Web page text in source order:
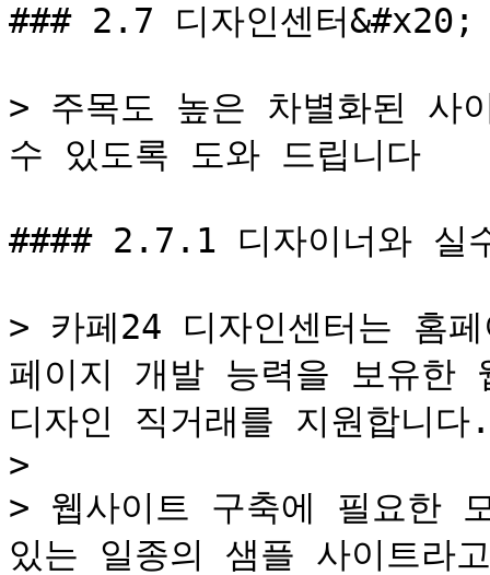
### 2.7 디자인센터&#x20;
> 주목도 높은 차별화된 사
수 있도록 도와 드립니다
#### 2.7.1 디자이너와 실
> 카페24 디자인센터는 홈
페이지 개발 능력을 보유한
디자인 직거래를 지원합니다.
>
> 웹사이트 구축에 필요한
있는 일종의 샘플 사이트라